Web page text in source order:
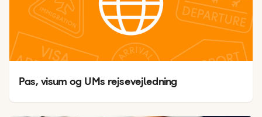
Pas, visum og UMs rejsevejledning